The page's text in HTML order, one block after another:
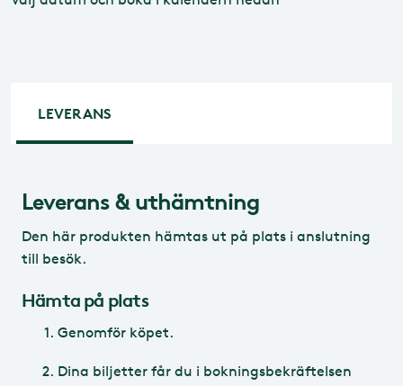
LEVERANS
Leverans & uthämtning
Den här produkten hämtas ut på plats i anslutning
till besök.
Hämta på plats
Genomför köpet.
Dina biljetter får du i bokningsbekräftelsen